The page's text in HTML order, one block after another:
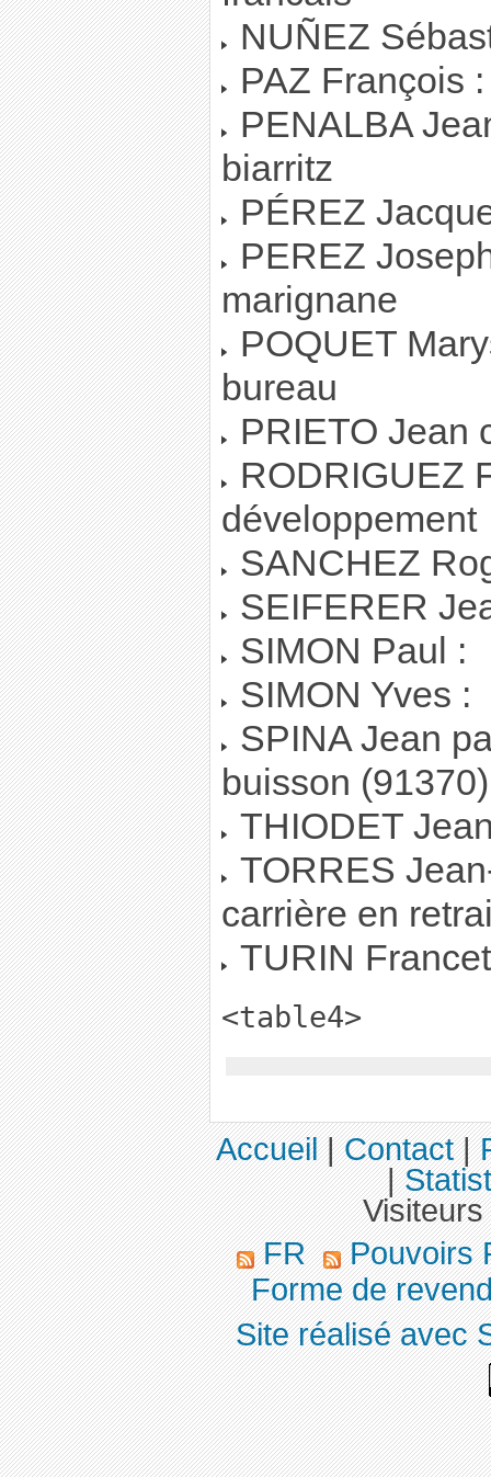
NUÑEZ
PAZ François :
PENALBA
biarritz
PÉREZ
PEREZ
marignane
POQUET
bureau
PRIETO Jean
RODRIGUEZ
développement
SANCHEZ
SEIFERER
SIMON Paul :
SIMON Yves :
SPINA Jean
buisson (91370)
THIODET
TORRES
carrière en
TURIN
<table4>
Accueil|Contact|
|
FR
Pouvoirs
Forme de
Site réalisé avec